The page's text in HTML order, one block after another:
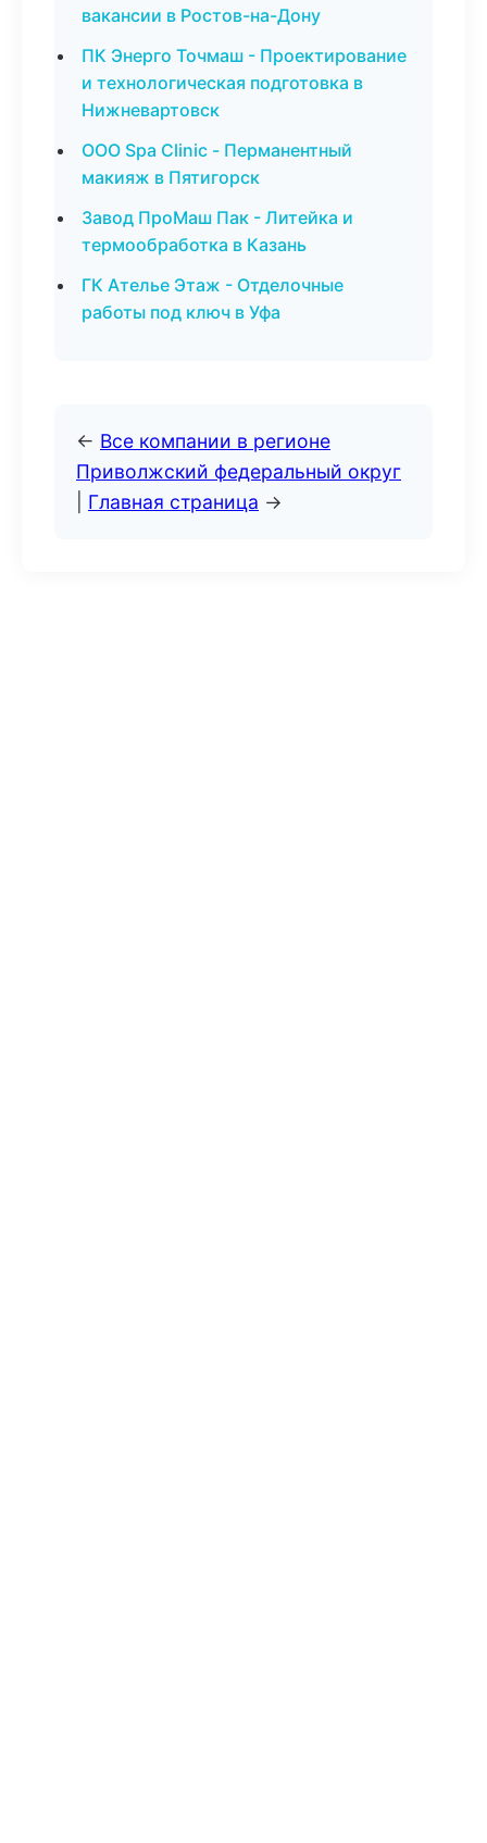
вакансии в Ростов-на-Дону
ПК Энерго Точмаш - Проектирование
и технологическая подготовка в
Нижневартовск
ООО Spa Clinic - Перманентный
макияж в Пятигорск
Завод ПроМаш Пак - Литейка и
термообработка в Казань
ГК Ателье Этаж - Отделочные
работы под ключ в Уфа
← Все компании в регионе
Приволжский федеральный округ
Главная страница →